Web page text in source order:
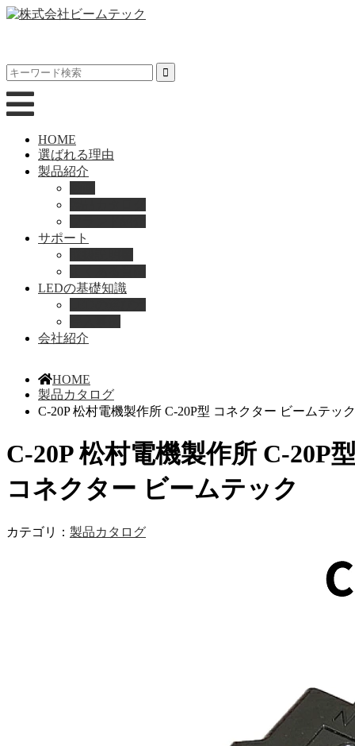
HOME
選ばれる理由
製品紹介
サポート
LEDの基礎知識
会社紹介
HOME
製品カタログ
C-20P 松村電機製作所 C-20P型 コネクター ビームテック
C-20P 松村電機製作所 C-20P
コネクター ビームテック
カテゴリ： 製品カタログ